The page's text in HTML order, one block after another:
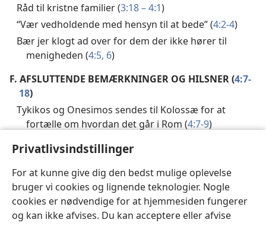
Privatlivsindstillinger
For at kunne give dig den bedst mulige oplevelse
bruger vi cookies og lignende teknologier. Nogle
cookies er nødvendige for at hjemmesiden fungerer
og kan ikke afvises. Du kan acceptere eller afvise
Råd til kristne familier (3:18 – 4:1)
“Vær vedholdende med hensyn til at bede” (4:2-4)
Bær jer klogt ad over for dem der ikke hører til
menigheden (4:5, 6)
F. AFSLUTTENDE BEMÆRKNINGER OG HILSNER (4:7-
18)
Tykikos og Onesimos sendes til Kolossæ for at
fortælle om hvordan det går i Rom (4:7-9)
17)
Paulus’ afsluttende hilsen og ønsker (4:18)
Forrige Næste